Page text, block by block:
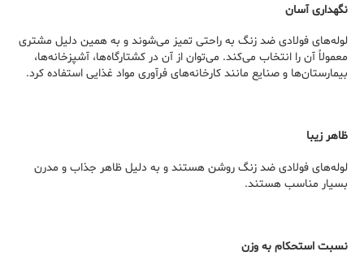
نگهداری آسان
لوله‌های فولادی ضد زنگ به راحتی تمیز می‌شوند و به همین دلیل مشتری
معمولاً آن را انتخاب می‌کند. می‌توان از آن در کشتارگاه‌ها، آشپزخانه‌ها،
بیمارستان‌ها و صنایع مانند کارخانه‌های فرآوری مواد غذایی استفاده کرد.
ظاهر زیبا
لوله‌های فولادی ضد زنگ روشن هستند و به دلیل ظاهر جذاب و مدرن
بسیار مناسب هستند.
نسبت استحکام به وزن